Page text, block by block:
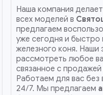
Наша компания делает
всех моделей в
предлагаем
уже сегодня и быстро
железного коня. Наши
рассмотреть любое
связанное с
Работаем для вас
24/7. Мы предлагаем